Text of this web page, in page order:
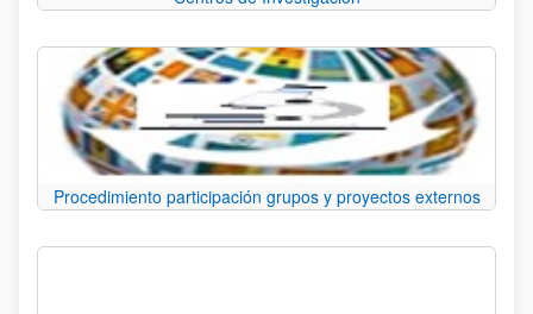
Procedimiento participación grupos y proyectos externos